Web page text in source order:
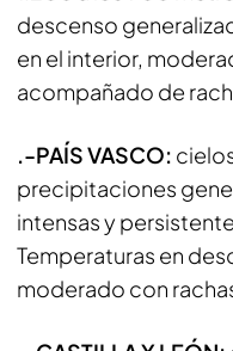
descenso
en el interior,
acompañado de
.-PAÍS VASCO:
precipitaciones
intensas y
Temperaturas en
moderado con